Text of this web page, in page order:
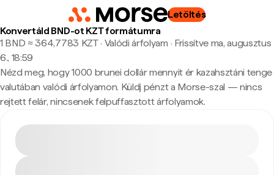
Letöltés
Konvertáld BND-ot KZT formátumra
1 BND ≈ 364,7783 KZT · Valódi árfolyam · Frissítve ma, augusztus
6., 18:59
Nézd meg, hogy 1000 brunei dollár mennyit ér kazahsztáni tenge
valutában valódi árfolyamon. Küldj pénzt a Morse-szal — nincs
rejtett felár, nincsenek felpuffasztott árfolyamok.